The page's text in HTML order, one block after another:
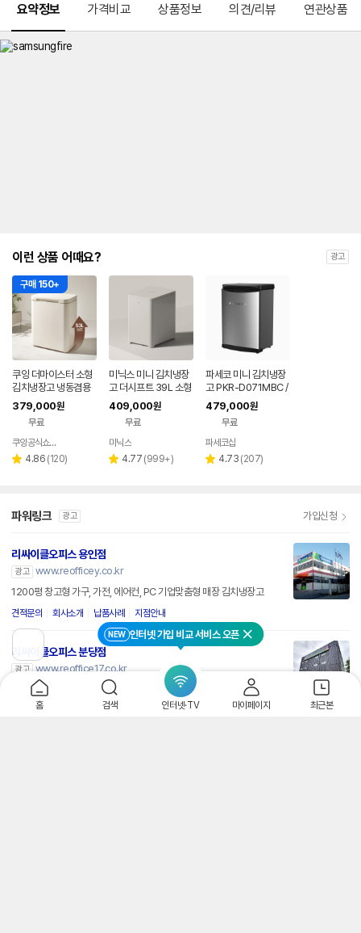
NEW 인터넷 가입 비교 서비스 오픈 닫기
홈 검색 인터넷·TV 마이페이지 최근본
요약정보 가격비교 상품정보 의견/리뷰 연관상품
이런 상품 어때요? 광고
구매 150+
쿠잉 더마이스터 소형
김치냉장고 냉동겸용
뚜껑형 발효숙성 K05
5CGGB 그레이지
379,000원
무료
페이
쿠잉공식쇼핑몰
별 4.86 리
(120)
미닉스 미니 김치냉장
고 더시프트 39L 소형
뚜껑형
409,000원
무료
미닉스
별 4.77 리
(999+)
파세코 미니 김치냉장
고 PKR-D071MBC /
레트로메탈블랙
479,000원
무료
파세코샵
별 4.73 리
(207)
파워링크 광고 가입신청
리싸이클오피스 용인점
광고 www.reofficey.co.kr
1200평 창고형 가구, 가전, 에어컨, PC 기업맞춤형 매장 김치냉장고
견적문의 회사소개 납품사례 지점안내
리싸이클오피스 분당점
광고
www.reoffice17.co.kr
600평 창고형 사무용가구 가전 에어컨 PC 기업맞춤형 매장 김치냉장고!
견적문의 납품사례 지점안내
전
페
이
지